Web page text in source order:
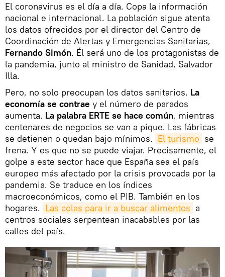
El coronavirus es el día a día. Copa la información
nacional e internacional. La población sigue atenta
los datos ofrecidos por el director del Centro de
Coordinación de Alertas y Emergencias Sanitarias,
Fernando Simón. Él será uno de los protagonistas de
la pandemia, junto al ministro de Sanidad, Salvador
Illa.
Pero, no solo preocupan los datos sanitarios. La
economía se contrae y el número de parados
aumenta. La palabra ERTE se hace común, mientras
centenares de negocios se van a pique. Las fábricas
se detienen o quedan bajo mínimos. El turismo se
frena. Y es que no se puede viajar. Precisamente, el
golpe a este sector hace que España sea el país
europeo más afectado por la crisis provocada por la
pandemia. Se traduce en los índices
macroeconómicos, como el PIB. También en los
hogares. Las colas para ir a buscar alimentos a
centros sociales serpentean inacabables por las
calles del país.